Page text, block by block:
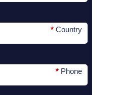
Country
*
Phone
*